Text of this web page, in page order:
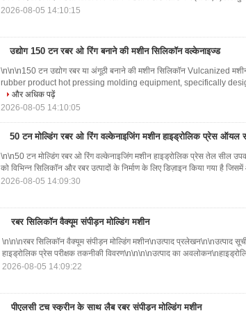
2026-08-05 14:10:15
उद्योग 150 टन रबर ओ रिंग बनाने की मशीन सिलिकॉन वल्केनाइज्ड
\n\n\n150 टन उद्योग रबर या अंगूठी बनाने की मशीन सिलिकॉन Vulcanized
rubber product hot pressing molding equipment, specifically
और अधिक पढ़ें
2026-08-05 14:10:05
50 टन मोल्डिंग रबर ओ रिंग वल्केनाइजिंग मशीन हाइड्रोलिक प्रेस ऑयल
\n\n50 टन मोल्डिंग रबर ओ रिंग वल्केनाइजिंग मशीन हाइड्रोलिक प्रेस तेल सील
को विभिन्न सिलिकॉन और रबर उत्पादों के निर्माण के लिए डिज़ाइन किया गया है
2026-08-05 14:09:30
रबर सिलिकॉन वैक्यूम संपीड़न मोल्डिंग मशीन
\n\n\nरबर सिलिकॉन वैक्यूम संपीड़न मोल्डिंग मशीन\nउत्पाद प्रलेखन\n\nउत्पाद
हाइड्रोलिक प्रेस परीक्षक तकनीकी विवरण\n\n\n\nउत्पाद का
2026-08-05 14:09:22
पीएलसी टच स्क्रीन के साथ लैब रबर संपीड़न मोल्डिंग मशीन